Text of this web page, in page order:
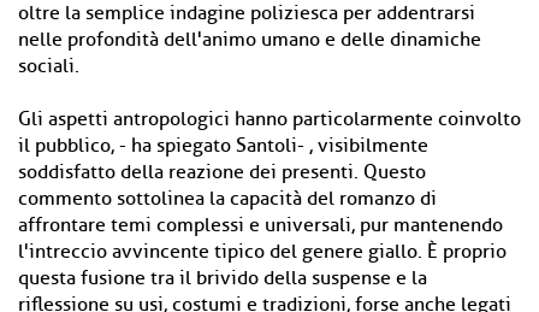
oltre la semplice indagine poliziesca per addentrarsi
nelle profondità dell'animo umano e delle dinamiche
sociali.
Gli aspetti antropologici hanno particolarmente coinvolto
il pubblico, - ha spiegato Santoli- , visibilmente
soddisfatto della reazione dei presenti. Questo
commento sottolinea la capacità del romanzo di
affrontare temi complessi e universali, pur mantenendo
l'intreccio avvincente tipico del genere giallo. È proprio
questa fusione tra il brivido della suspense e la
riflessione su usi, costumi e tradizioni, forse anche legati